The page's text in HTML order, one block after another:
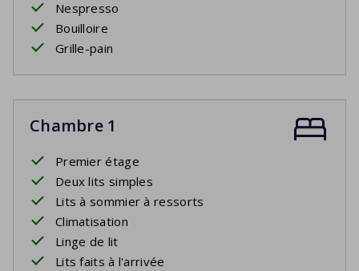
Nespresso
Bouilloire
Grille-pain
Chambre 1
Premier étage
Deux lits simples
Lits à sommier à ressorts
Climatisation
Linge de lit
Lits faits à l'arrivée